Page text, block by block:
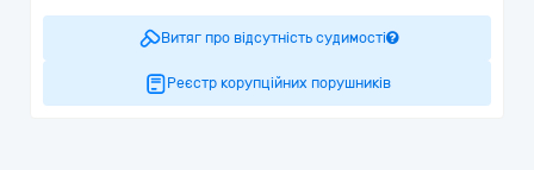
Витяг про відсутність судимості
Реєстр корупційних порушників